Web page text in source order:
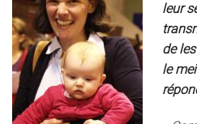
leur
de
le